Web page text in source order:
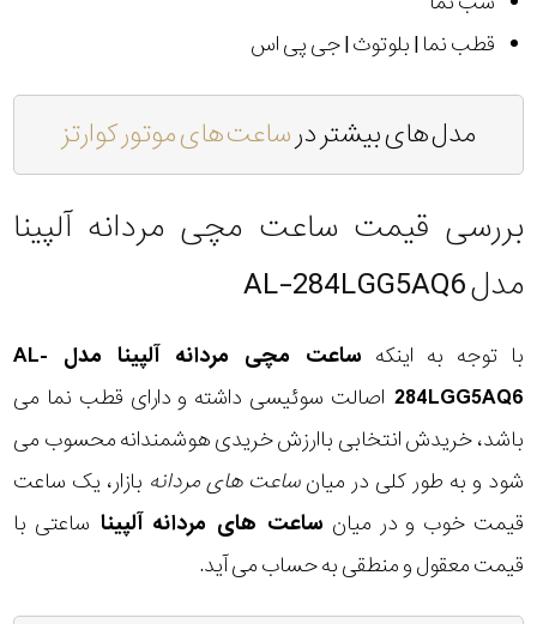
قطب نما | بلوتوث | جی پی اس
مدل های بیشتر درساعت های موتور کوارتز
بررسی قیمت ساعت مچی مردانه آلپینا
مدل AL-284LGG5AQ6
با توجه به اینکه
ساعت مچی مردانه آلپینا مدل AL-
284LGG5AQ6 اصالت سوئیسی داشته و دارای قطب نما می
باشد، خریدش انتخابی باارزش خریدی هوشمندانه محسوب می
شود و به طور کلی در میانساعت های مردانه بازار، یک ساعت
قیمت خوب و در میان ساعت های مردانه آلپینا ساعتی با
قیمت معقول و منطقی به حساب می آید.